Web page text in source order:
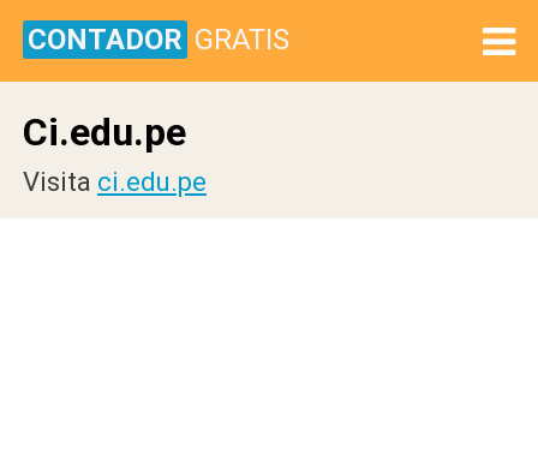
CONTADOR GRATIS
Ci.edu.pe
Visita ci.edu.pe